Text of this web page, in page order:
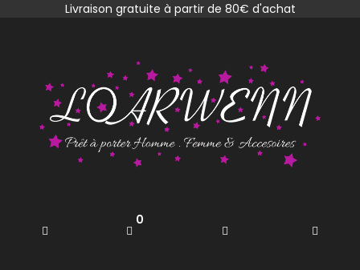
Livraison gratuite à partir de 80€ d'achat
0